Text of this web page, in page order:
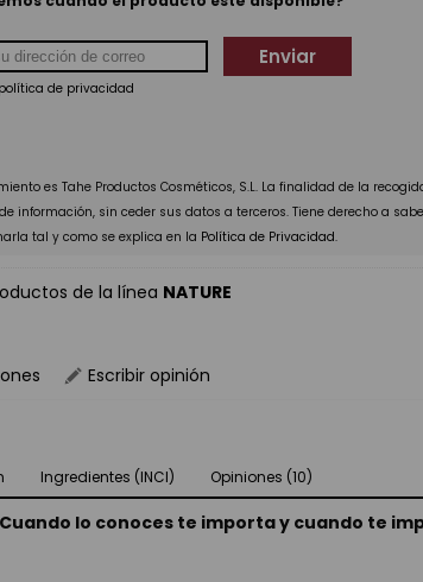
política de privacidad
es Tahe Productos Cosméticos, S.L. La finalidad de la
información, sin ceder sus datos a terceros. Tiene derecho a
tal y como se explica en la Política de Privacidad.
de la línea NATURE
Escribir opinión
Ingredientes (INCI) Opiniones (10)
lo conoces te importa y cuando te